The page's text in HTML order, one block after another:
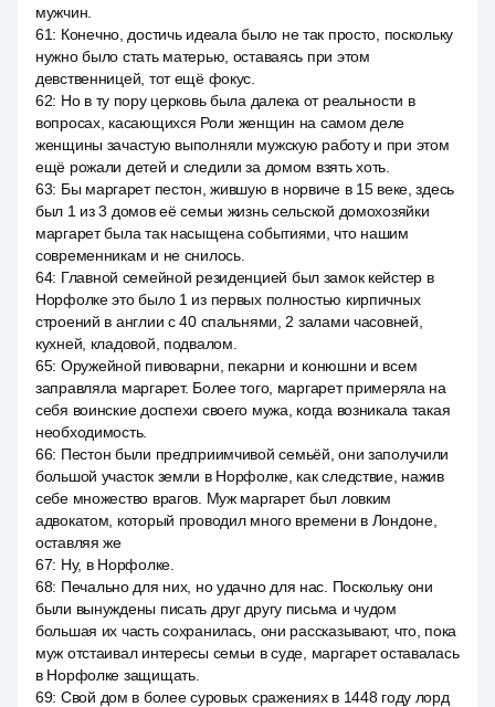
мужчин.
61: Конечно, достичь идеала было не так просто, поскольку
нужно было стать матерью, оставаясь при этом
девственницей, тот ещё фокус.
62: Но в ту пору церковь была далека от реальности в
вопросах, касающихся Роли женщин на самом деле
женщины зачастую выполняли мужскую работу и при этом
ещё рожали детей и следили за домом взять хоть.
63: Бы маргарет пестон, жившую в норвиче в 15 веке, здесь
был 1 из 3 домов её семьи жизнь сельской домохозяйки
маргарет была так насыщена событиями, что нашим
современникам и не снилось.
64: Главной семейной резиденцией был замок кейстер в
Норфолке это было 1 из первых полностью кирпичных
строений в англии с 40 спальнями, 2 залами часовней,
кухней, кладовой, подвалом.
65: Оружейной пивоварни, пекарни и конюшни и всем
заправляла маргарет. Более того, маргарет примеряла на
себя воинские доспехи своего мужа, когда возникала такая
необходимость.
66: Пестон были предприимчивой семьёй, они заполучили
большой участок земли в Норфолке, как следствие, нажив
себе множество врагов. Муж маргарет был ловким
адвокатом, который проводил много времени в Лондоне,
оставляя же
67: Ну, в Норфолке.
68: Печально для них, но удачно для нас. Поскольку они
были вынуждены писать друг другу письма и чудом
большая их часть сохранилась, они рассказывают, что, пока
муж отстаивал интересы семьи в суде, маргарет оставалась
в Норфолке защищать.
69: Свой дом в более суровых сражениях в 1448 году лорд